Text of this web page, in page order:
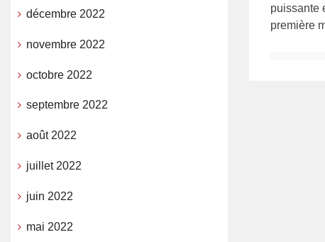
puissante
première
décembre 2022
novembre 2022
octobre 2022
septembre 2022
août 2022
juillet 2022
juin 2022
mai 2022